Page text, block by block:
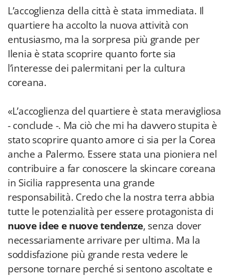
L’accoglienza della città è stata immediata. Il
quartiere ha accolto la nuova attività con
entusiasmo, ma la sorpresa più grande per
Ilenia è stata scoprire quanto forte sia
l’interesse dei palermitani per la cultura
coreana.
«L’accoglienza del quartiere è stata meravigliosa
- conclude -. Ma ciò che mi ha davvero stupita è
stato scoprire quanto amore ci sia per la Corea
anche a Palermo. Essere stata una pioniera nel
contribuire a far conoscere la skincare coreana
in Sicilia rappresenta una grande
responsabilità. Credo che la nostra terra abbia
tutte le potenzialità per essere protagonista di
nuove idee e nuove tendenze, senza dover
necessariamente arrivare per ultima. Ma la
soddisfazione più grande resta vedere le
persone tornare perché si sentono ascoltate e